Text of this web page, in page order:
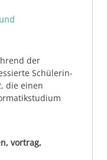
der
Schü­ler­in­
die einen
vortrag,